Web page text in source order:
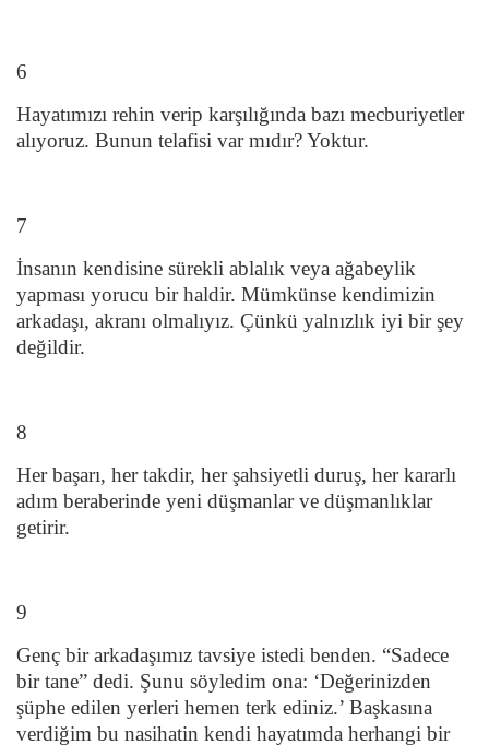
6
Hayatımızı rehin verip karşılığında bazı mecburiyetler
alıyoruz. Bunun telafisi var mıdır? Yoktur.
7
İnsanın kendisine sürekli ablalık veya ağabeylik
yapması yorucu bir haldir. Mümkünse kendimizin
arkadaşı, akranı olmalıyız. Çünkü yalnızlık iyi bir şey
değildir.
8
Her başarı, her takdir, her şahsiyetli duruş, her kararlı
adım beraberinde yeni düşmanlar ve düşmanlıklar
getirir.
9
Genç bir arkadaşımız tavsiye istedi benden. “Sadece
bir tane” dedi. Şunu söyledim ona: ‘Değerinizden
şüphe edilen yerleri hemen terk ediniz.’ Başkasına
verdiğim bu nasihatin kendi hayatımda herhangi bir